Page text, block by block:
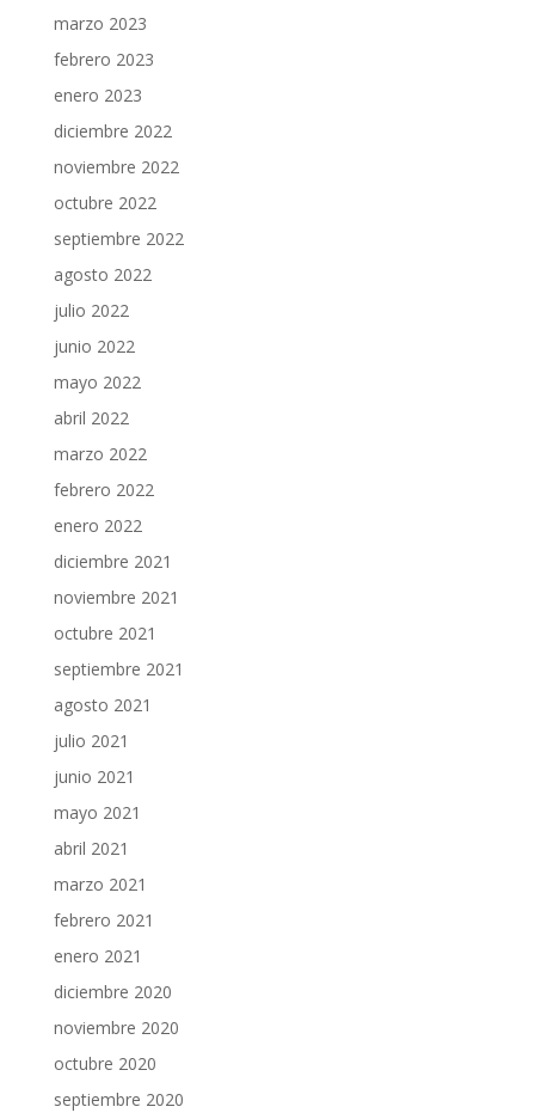
marzo 2023
febrero 2023
enero 2023
diciembre 2022
noviembre 2022
octubre 2022
septiembre 2022
agosto 2022
julio 2022
junio 2022
mayo 2022
abril 2022
marzo 2022
febrero 2022
enero 2022
diciembre 2021
noviembre 2021
octubre 2021
septiembre 2021
agosto 2021
julio 2021
junio 2021
mayo 2021
abril 2021
marzo 2021
febrero 2021
enero 2021
diciembre 2020
noviembre 2020
octubre 2020
septiembre 2020